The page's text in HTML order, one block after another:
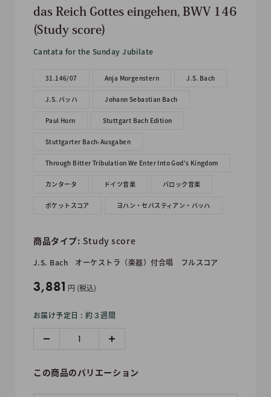
das Reich Gottes eingehen, BWV 146
(Study score)
Cantata for the Sunday Jubilate
31.146/07 Anja Morgenstern J.S. Bach
J.S. バッハ Johann Sebastian Bach
Paul Horn Stuttgart Bach Edition
Stuttgarter Bach-Ausgaben
Through Bitter Tribulation We Enter Into God's Kingdom
カンタータ ドイツ音楽 バロック音楽
ポケットスコア ヨハン・セバスティアン・バッハ
商品タイプ: Study score
J.S. Bach オーケストラ（楽器）付合唱 フルスコア
販
価
格
3,881 円 (税込)
お届け予定日 : 約３週間
この商品のバリエーション